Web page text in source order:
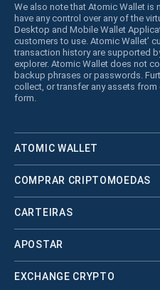
We also note that Atomic Wallet is
have any control over any of the
Desktop and Mobile Wallet
customers to use. Atomic Wallet’
transaction history are supported
explorer. Atomic Wallet does not
backup phrases or passwords.
collect, or transfer any assets
form.
ATOMIC WALLET
COMPRAR CRIPTOMOEDAS
CARTEIRAS
APOSTAR
EXCHANGE CRYPTO